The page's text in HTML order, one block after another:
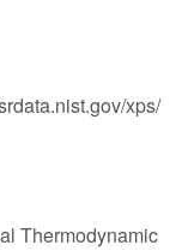
xps/
Thermodynamic